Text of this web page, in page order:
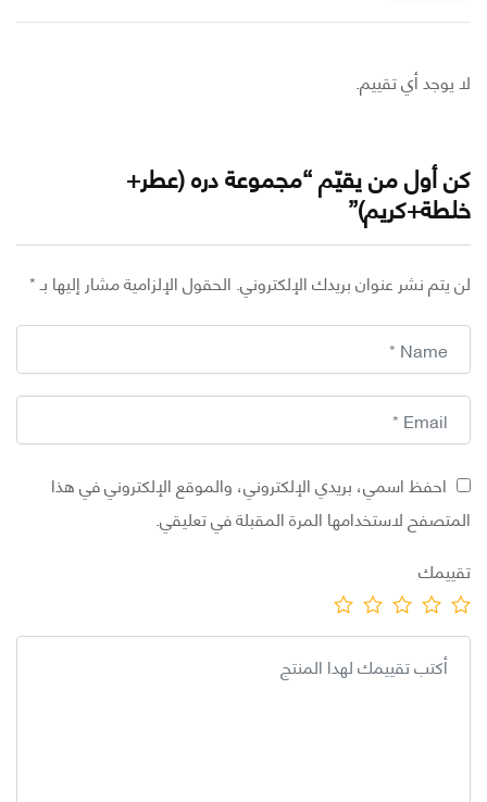
أي تقييم.
من يقيّم “مجموعة دره (عطر+
نشر عنوان بريدك الإلكتروني.الحقول الإلزامية مشار إليها بـ*
احفظ اسمي، بريدي الإلكتروني، والموقع الإلكتروني في هذا
لاستخدامها المرة المقبلة في تعليقي.